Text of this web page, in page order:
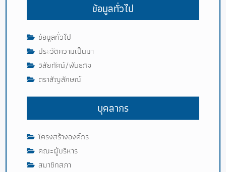
ข้อมูลทั่วไป
ข้อมูลทั่วไป
ประวัติความเป็นมา
วิสัยทัศน์/พันธกิจ
ตราสัญลักษณ์
บุคลากร
โครงสร้างองค์กร
คณะผู้บริหาร
สมาชิกสภา